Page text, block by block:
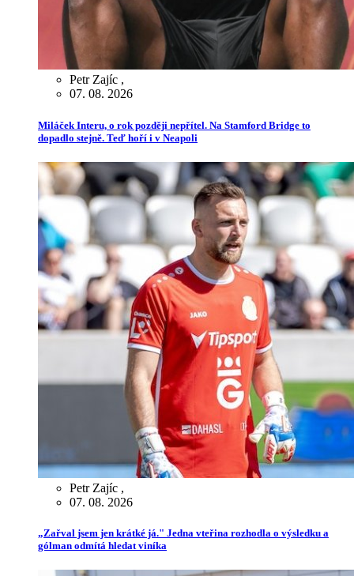
Petr Zajíc ,
07. 08. 2026
Miláček Interu, o rok později nepřítel. Na Stamford Bridge to
dopadlo stejně. Teď hoří i v Neapoli
Petr Zajíc ,
07. 08. 2026
„Zařval jsem jen krátké já." Jedna vteřina rozhodla o výsledku a
gólman odmítá hledat viníka